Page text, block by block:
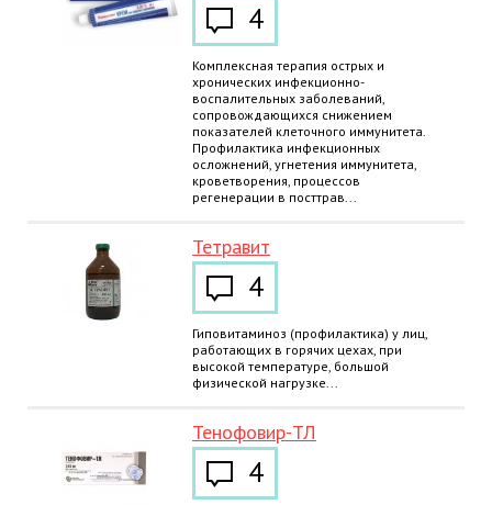
4
Комплексная терапия острых и
хронических инфекционно-
воспалительных заболеваний,
сопровождающихся снижением
показателей клеточного иммунитета.
Профилактика инфекционных
осложнений, угнетения иммунитета,
кроветворения, процессов
регенерации в посттрав...
Тетравит
4
Гиповитаминоз (профилактика) у лиц,
работающих в горячих цехах, при
высокой температуре, большой
физической нагрузке...
Тенофовир-ТЛ
4